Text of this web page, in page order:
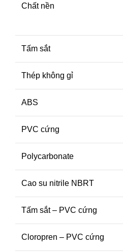
Chất nền
Tấm sắt
Thép không gỉ
ABS
PVC cứng
Polycarbonate
Cao su nitrile NBRT
Tấm sắt – PVC cứng
Cloropren – PVC cứng